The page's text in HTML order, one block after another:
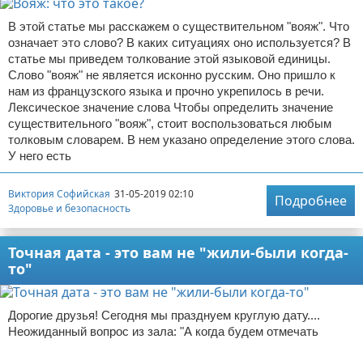
В этой статье мы расскажем о существительном "вояж". Что
означает это слово? В каких ситуациях оно используется? В
статье мы приведем толкование этой языковой единицы.
Слово "вояж" не является исконно русским. Оно пришло к
нам из французского языка и прочно укрепилось в речи.
Лексическое значение слова Чтобы определить значение
существительного "вояж", стоит воспользоваться любым
толковым словарем. В нем указано определение этого слова.
У него есть
Виктория Софийская 31-05-2019 02:10
Здоровье и безопасность
Подробнее
Точная дата - это вам не "жили-были когда-
то"
Дорогие друзья! Сегодня мы празднуем круглую дату....
Неожиданный вопрос из зала: "А когда будем отмечать